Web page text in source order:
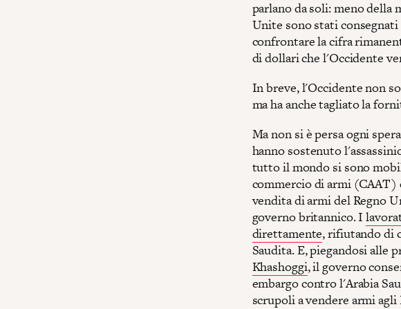
parlano da soli: meno
Unite sono stati consegnati
confrontare la cifra
di dollari che l'Occidente
In breve, l'Occidente non
ma ha anche tagliato la
Ma non si è persa ogni
hanno sostenuto
tutto il mondo si sono
commercio di armi (CAAT)
vendita di armi del Regno
governo britannico. I
direttamente, rifiutando di
Saudita. E, piegandosi alle
Khashoggi, il governo
embargo contro l'Arabia
scrupoli a vendere armi